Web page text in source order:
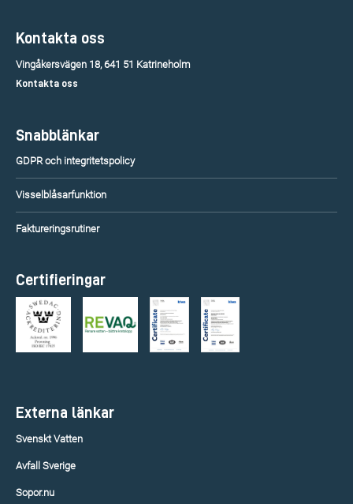
Kontakta oss
Vingåkersvägen 18, 641 51 Katrineholm
Kontakta oss
Snabblänkar
GDPR och integritetspolicy
Visselblåsarfunktion
Faktureringsrutiner
Certifieringar
Externa länkar
Svenskt Vatten
Avfall Sverige
Sopor.nu